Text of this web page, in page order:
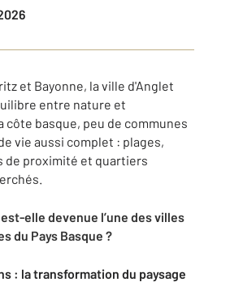
et Bayonne, la ville d'Anglet
entre nature et
côte basque, peu de communes
vie aussi complet : plages,
de proximité et quartiers
elle devenue l’une des villes
du Pays Basque ?
: la transformation du paysage